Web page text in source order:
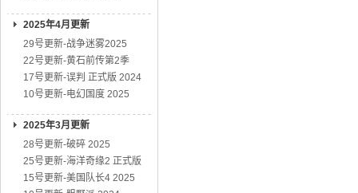
2025年4月更新
29号更新-战争迷雾2025
22号更新-黄石前传第2季
17号更新-误判 正式版 2024
10号更新-电幻国度 2025
2025年3月更新
28号更新-破碎 2025
25号更新-海洋奇缘2 正式版
15号更新-美国队长4 2025